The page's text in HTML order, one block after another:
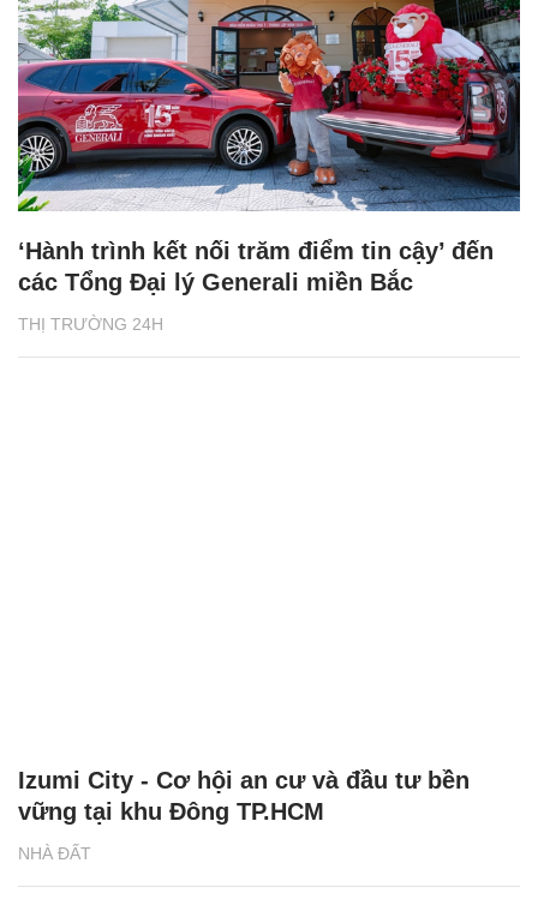
THỊ TRƯỜNG 24H
‘Hành trình kết nối trăm điểm tin cậy’ đến
các Tổng Đại lý Generali miền Bắc
NHÀ ĐẤT
Izumi City - Cơ hội an cư và đầu tư bền
vững tại khu Đông TP.HCM